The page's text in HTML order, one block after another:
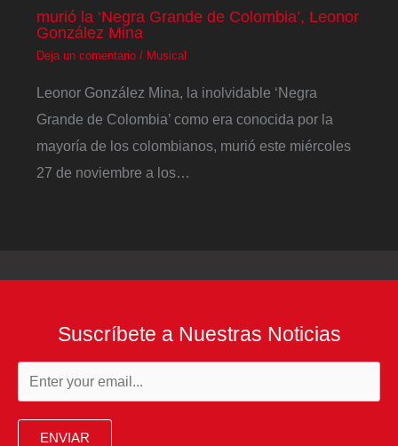
murió la ‘Negra Grande de Colombia’, Leonor
González Mina
Deja un comentario / Musical
Leonor González Mina, la inolvidable ‘Negra
Grande de Colombia’ como era conocida por la
mayoría de los colombianos, murió este miércoles
27 de noviembre a los…
Suscríbete a Nuestras Noticias
ENVIAR